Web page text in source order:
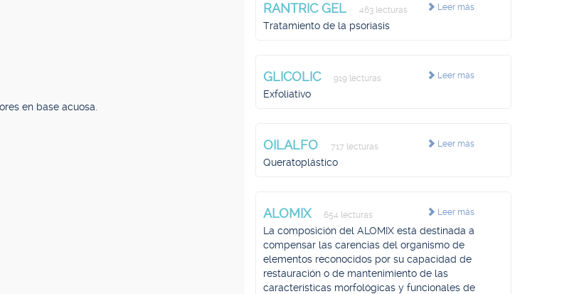
en base acuosa.
Leer más
RANTRIC GEL 463 lecturas
Tratamiento de la psoriasis
Leer más
GLICOLIC 919 lecturas
Exfoliativo
Leer más
OILALFO 717 lecturas
Queratoplástico
Leer más
ALOMIX 654 lecturas
La composición del ALOMIX está destinada a
compensar las carencias del organismo de
elementos reconocidos por su capacidad de
restauración o de mantenimiento de las
características morfológicas y funcionales de